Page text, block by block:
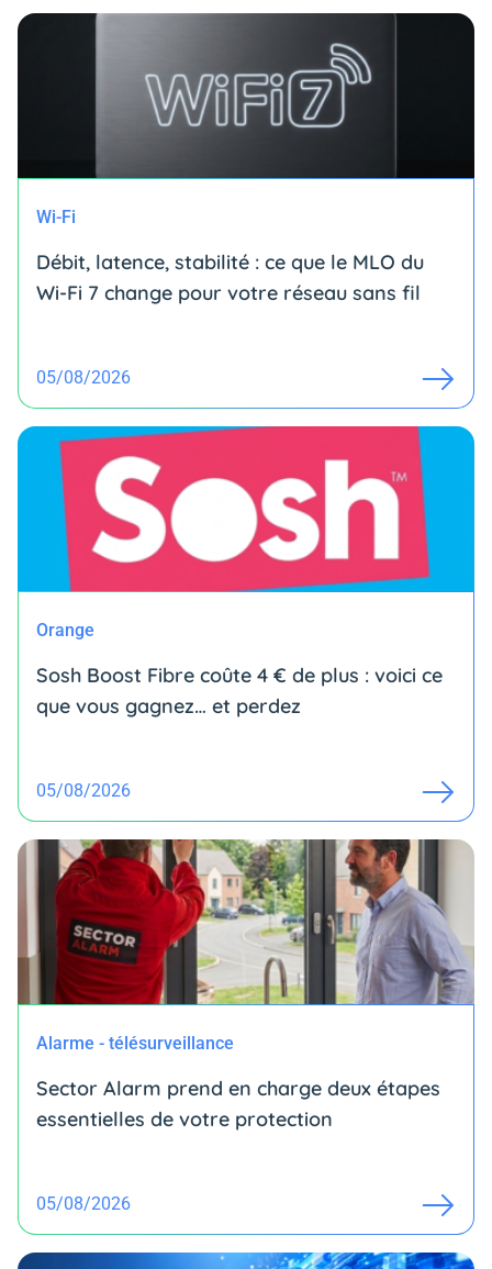
Wi-Fi
Débit, latence, stabilité : ce que le MLO du
Wi-Fi 7 change pour votre réseau sans fil
05/08/2026
Orange
Sosh Boost Fibre coûte 4 € de plus : voici ce
que vous gagnez… et perdez
05/08/2026
Alarme - télésurveillance
Sector Alarm prend en charge deux étapes
essentielles de votre protection
05/08/2026